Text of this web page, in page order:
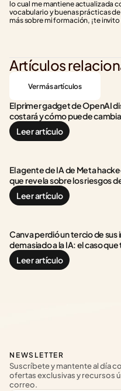
lo cual me mantiene actualizada
vocabulario y buenas prácticas
más sobre mi formación, ¡te
Artículos
Ver más artículos
El primer gadget de OpenAI
costará y cómo puede
Leer artículo
El agente de IA de Meta
que revela sobre los riesgos
Leer artículo
Canva perdió un tercio de
demasiado a la IA: el caso
Leer artículo
NEWSLETTER
Suscríbete y mantente al día
ofertas exclusivas y recursos
correo.